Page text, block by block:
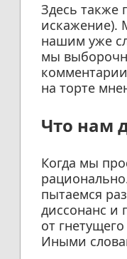
Здесь также
искажение).
нашим уже
мы
на торте
Что нам
Когда мы
пытаемся
диссонанс и
от
Иными